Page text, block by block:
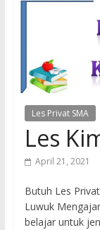
Les Privat SMA
Les
April 21, 2021
Butuh Les
Luwuk
belajar untuk